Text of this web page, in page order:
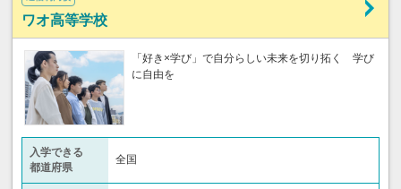
ワオ高等学校
「好き×学び」で自分らしい未来を切り拓く 学び
に自由を
入学できる
都道府県
全国